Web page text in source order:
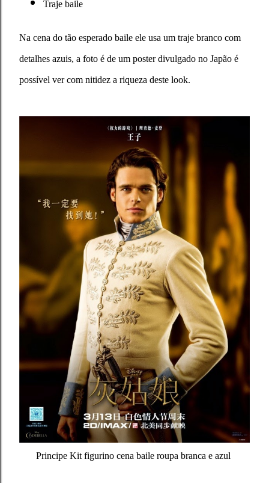
Traje baile
Na cena do tão esperado baile ele usa um traje branco com
detalhes azuis, a foto é de um poster divulgado no Japão é
possível ver com nitidez a riqueza deste look.
Principe Kit figurino cena baile roupa branca e azul